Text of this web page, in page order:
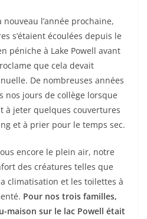
l’année prochaine,
s’étaient écoulées depuis le
péniche à Lake Powell avant
que cela devait
De nombreuses années
nos jours de collège lorsque
à jeter quelques couvertures
et à prier pour le temps sec.
encore le plein air, notre
des créatures telles que
climatisation et les toilettes à
Pour nos trois familles,
maison sur le lac Powell était